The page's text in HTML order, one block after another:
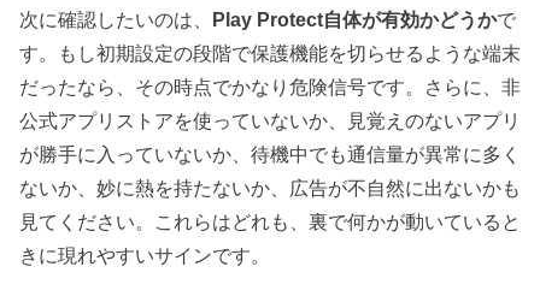
次に確認したいのは、 Play Protect自体が有効かどうかで
す。もし初期設定の段階で保護機能を切らせるような端末
だったなら、その時点でかなり危険信号です。さらに、非
公式アプリストアを使っていないか、見覚えのないアプリ
が勝手に入っていないか、待機中でも通信量が異常に多く
ないか、妙に熱を持たないか、広告が不自然に出ないかも
見てください。これらはどれも、裏で何かが動いていると
きに現れやすいサインです。